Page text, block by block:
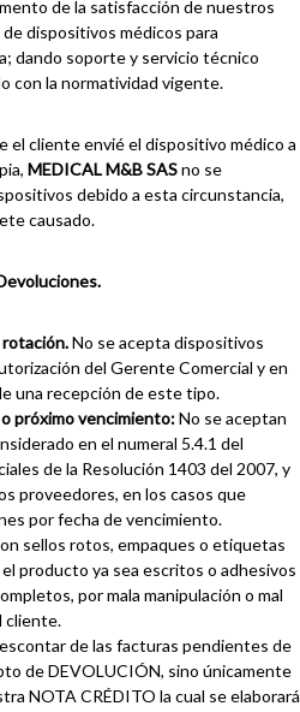
de la satisfacción de nuestros
dispositivos médicos para
dando soporte y servicio técnico
con la normatividad vigente.
el cliente envié el dispositivo médico a
MEDICAL M&B SASno se
debido a esta circunstancia,
causado.
No se acepta dispositivos
del Gerente Comercial y en
una recepción de este tipo.
próximo vencimiento:No se aceptan
en el numeral 5.4.1 del
de la Resolución 1403 del 2007, y
proveedores, en los casos que
por fecha de vencimiento.
sellos rotos, empaques o etiquetas
producto ya sea escritos o adhesivos
por mala manipulación o mal
cliente.
de las facturas pendientes de
de DEVOLUCIÓN, sino únicamente
NOTA CRÉDITO la cual se elaborará